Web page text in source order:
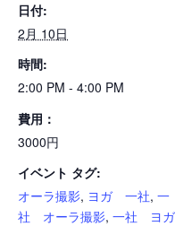
日付:
2月 10日
時間:
2:00 PM - 4:00 PM
費用：
3000円
イベント タグ:
オーラ撮影, ヨガ 一社, 一
社 オーラ撮影, 一社 ヨガ